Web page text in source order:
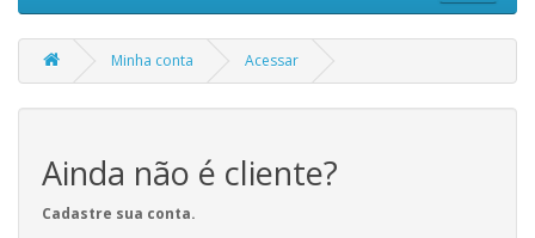
Minha conta Acessar
Ainda não é cliente?
Cadastre sua conta.